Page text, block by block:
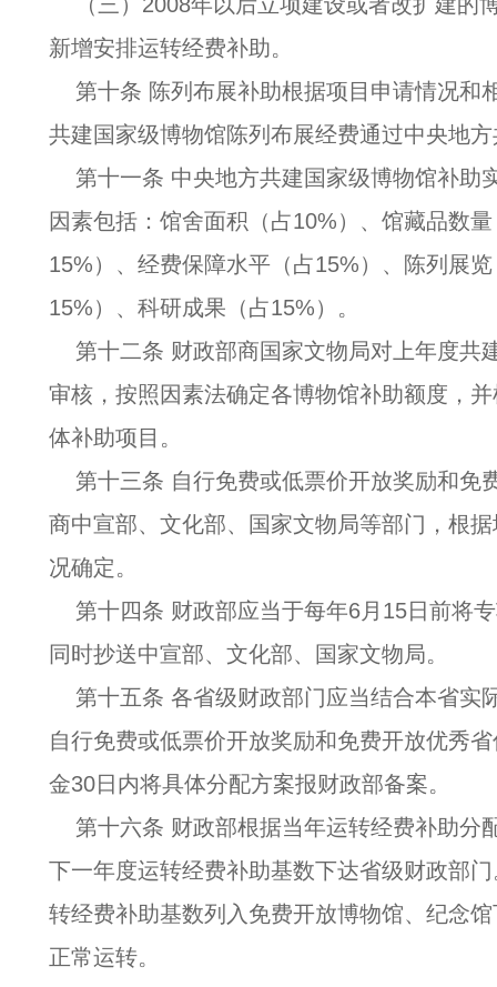
新增安排运转经费补助。
第十条 陈列布展补助根据项目申请情况和
共建国家级博物馆陈列布展经费通过中央地
第十一条 中央地方共建国家级博物馆补助
因素包括：馆舍面积（占10%）、馆藏品数
15%）、经费保障水平（占15%）、陈列展
15%）、科研成果（占15%）。
第十二条 财政部商国家文物局对上年度共
审核，按照因素法确定各博物馆补助额度，
体补助项目。
第十三条 自行免费或低票价开放奖励和免
商中宣部、文化部、国家文物局等部门，根
况确定。
第十四条 财政部应当于每年6月15日前将
同时抄送中宣部、文化部、国家文物局。
第十五条 各省级财政部门应当结合本省实
自行免费或低票价开放奖励和免费开放优秀
金30日内将具体分配方案报财政部备案。
第十六条 财政部根据当年运转经费补助分
下一年度运转经费补助基数下达省级财政部
转经费补助基数列入免费开放博物馆、纪念
正常运转。